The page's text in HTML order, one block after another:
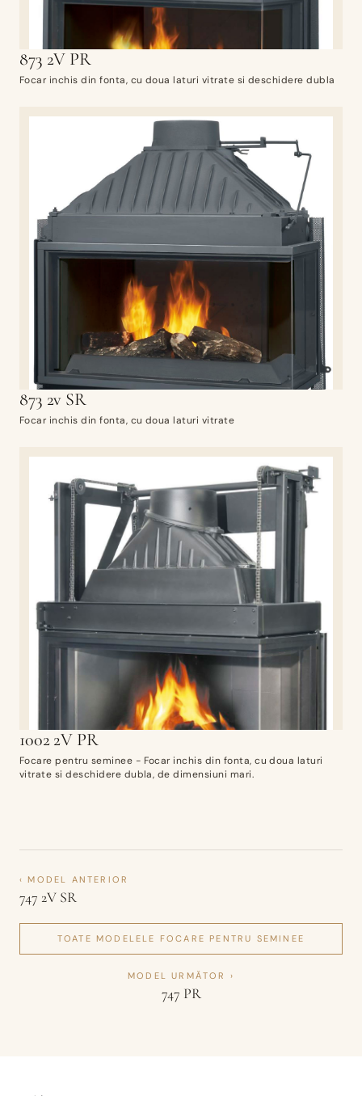
873 2V PR
Focar inchis din fonta, cu doua laturi vitrate si deschidere dubla
873 2v SR
Focar inchis din fonta, cu doua laturi vitrate
1002 2V PR
Focare pentru seminee - Focar inchis din fonta, cu doua laturi
vitrate si deschidere dubla, de dimensiuni mari.
‹ MODEL ANTERIOR
747 2V SR
TOATE MODELELE FOCARE PENTRU SEMINEE
MODEL URMĂTOR ›
747 PR